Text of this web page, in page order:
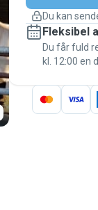
Hold alt
besked til
af
Du kan
Fleksibel
Du får fuld
kl. 12:00 en